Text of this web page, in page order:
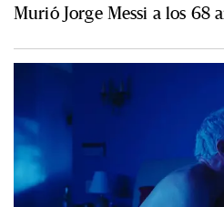
Murió Jorge Messi a los 68